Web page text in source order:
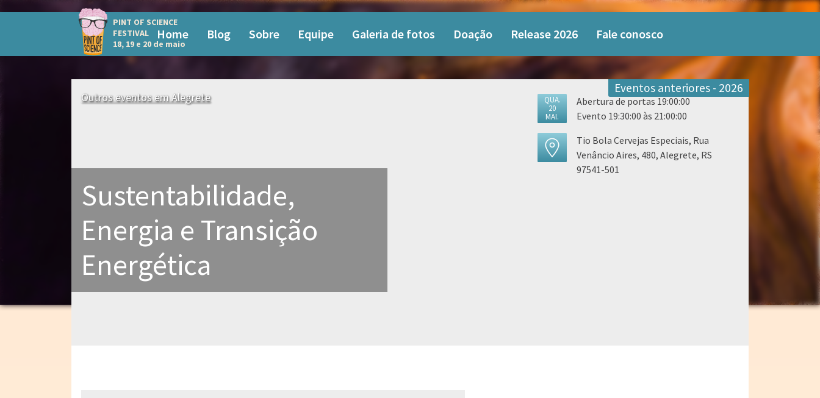
PINT OF SCIENCE
FESTIVAL
18, 19 e 20 de maio
Home Blog Sobre Equipe Galeria de fotos Doação Release 2026 Fale conosco
Outros eventos em Alegrete
Sustentabilidade,
Energia e Transição
Energética
Eventos anteriores - 2026
QUA.
20
MAI.
Abertura de portas 19:00:00
Evento 19:30:00 às 21:00:00
Tio Bola Cervejas Especiais, Rua
Venâncio Aires, 480, Alegrete, RS
97541-501